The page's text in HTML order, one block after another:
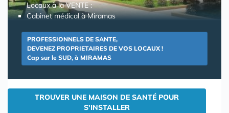
Locaux à la VENTE :
Cabinet médical à Miramas
PROFESSIONNELS DE SANTE,
DEVENEZ PROPRIETAIRES DE VOS LOCAUX !
Cap sur le SUD, à MIRAMAS
TROUVER UNE MAISON DE SANTÉ POUR
S'INSTALLER